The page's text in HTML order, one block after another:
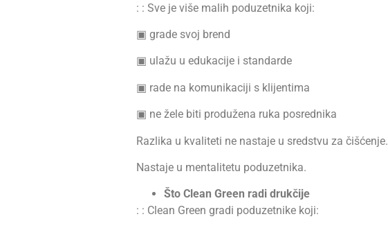
: : Sve je više malih poduzetnika koji:
▣ grade svoj brend
▣ ulažu u edukacije i standarde
▣ rade na komunikaciji s klijentima
▣ ne žele biti produžena ruka posrednika
Razlika u kvaliteti ne nastaje u sredstvu za čišćenje.
Nastaje u mentalitetu poduzetnika.
Što Clean Green radi drukčije
: : Clean Green gradi poduzetnike koji: